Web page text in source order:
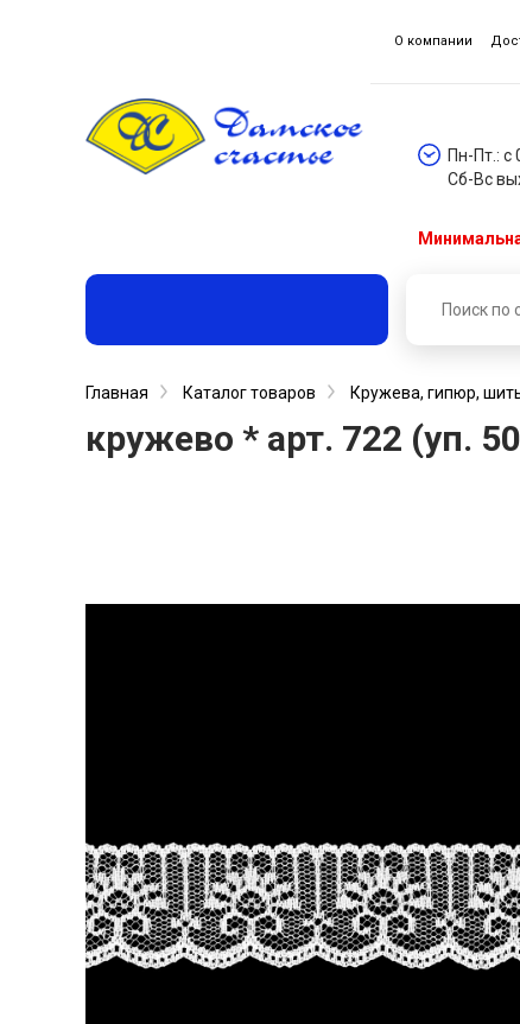
О компании
Пн-Пт.: с
Сб-Вс
Главная Каталог товаров Кружева, гипюр,
кружево * арт. 722 (уп.